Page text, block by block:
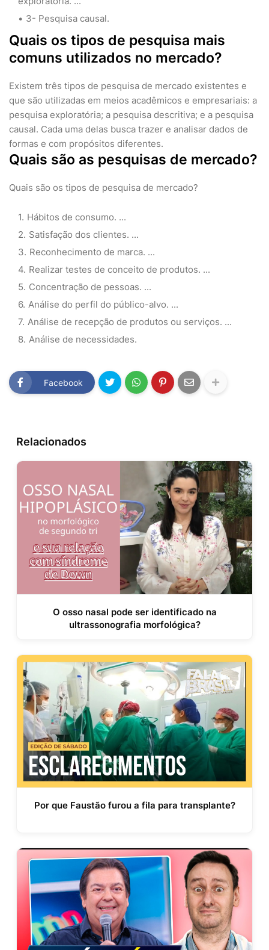
3- Pesquisa causal.
Quais os tipos de pesquisa mais
comuns utilizados no mercado?
Existem três tipos de pesquisa de mercado existentes e
que são utilizadas em meios acadêmicos e empresariais: a
pesquisa exploratória; a pesquisa descritiva; e a pesquisa
causal. Cada uma delas busca trazer e analisar dados de
formas e com propósitos diferentes.
Quais são as pesquisas de mercado?
Quais são os tipos de pesquisa de mercado?
Hábitos de consumo. ...
Satisfação dos clientes. ...
Reconhecimento de marca. ...
Realizar testes de conceito de produtos. ...
Concentração de pessoas. ...
Análise do perfil do público-alvo. ...
Análise de recepção de produtos ou serviços. ...
Análise de necessidades.
Facebook
Relacionados
O osso nasal pode ser identificado na
ultrassonografia morfológica?
Por que Faustão furou a fila para transplante?